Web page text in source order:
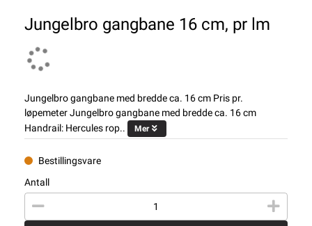
Jungelbro gangbane 16 cm, pr lm
Jungelbro gangbane med bredde ca. 16 cm Pris pr.
løpemeter Jungelbro gangbane med bredde ca. 16 cm
Handrail: Hercules rop..
Mer
Bestillingsvare
Antall